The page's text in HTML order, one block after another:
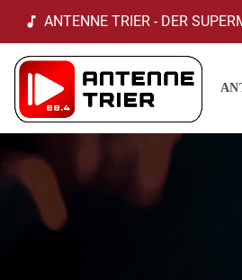
music_note ANTENNE TRIER - DER